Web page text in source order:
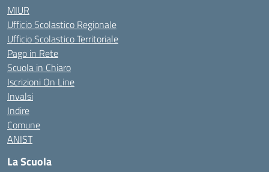
MIUR
Ufficio Scolastico Regionale
Ufficio Scolastico Territoriale
Pago in Rete
Scuola in Chiaro
Iscrizioni On Line
Invalsi
Indire
Comune
ANIST
La Scuola